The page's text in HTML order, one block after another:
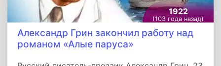
Социалистического труда и Российской
Федерации.
1922
(103 года назад)
Александр Грин закончил работу над
романом «Алые паруса»